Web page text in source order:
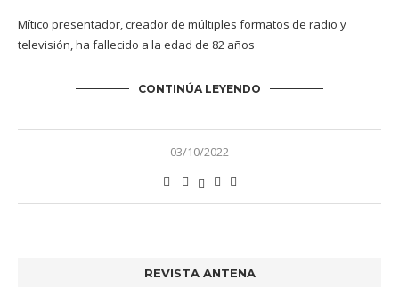
Mítico presentador, creador de múltiples formatos de radio y
televisión, ha fallecido a la edad de 82 años
CONTINÚA LEYENDO
03/10/2022
REVISTA ANTENA